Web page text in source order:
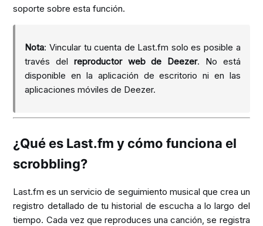
soporte sobre esta función.
Nota: Vincular tu cuenta de Last.fm solo es posible a
través del reproductor web de Deezer. No está
disponible en la aplicación de escritorio ni en las
aplicaciones móviles de Deezer.
¿Qué es Last.fm y cómo funciona el
scrobbling?
Last.fm es un servicio de seguimiento musical que crea un
registro detallado de tu historial de escucha a lo largo del
tiempo. Cada vez que reproduces una canción, se registra